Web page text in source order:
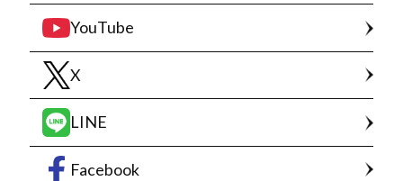
YouTube
X
LINE
Facebook